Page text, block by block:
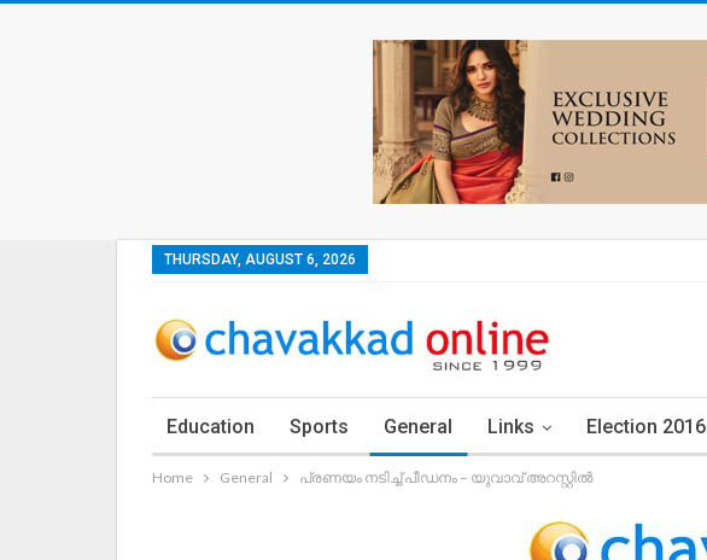
THURSDAY, AUGUST 6, 2026
Education Sports General Links Election 2016
Home General പ്രണയം നടിച്ച് പീഡനം – യുവാവ് അറസ്റ്റിൽ